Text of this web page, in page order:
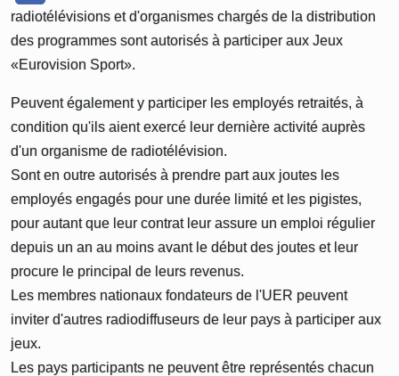
radiotélévisions et d'organismes chargés de la distribution
des programmes sont autorisés à participer aux Jeux
«Eurovision Sport».
Peuvent également y participer les employés retraités, à
condition qu'ils aient exercé leur dernière activité auprès
d'un organisme de radiotélévision.
Sont en outre autorisés à prendre part aux joutes les
employés engagés pour une durée limité et les pigistes,
pour autant que leur contrat leur assure un emploi régulier
depuis un an au moins avant le début des joutes et leur
procure le principal de leurs revenus.
Les membres nationaux fondateurs de l'UER peuvent
inviter d'autres radiodiffuseurs de leur pays à participer aux
jeux.
Les pays participants ne peuvent être représentés chacun